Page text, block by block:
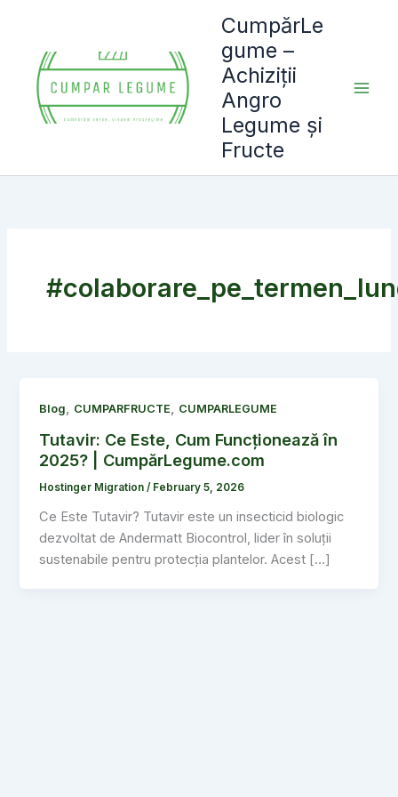
content
CumpărLe
gume –
Achiziții
Angro
Legume și
Fructe
Blog, CUMPARFRUCTE, CUMPARLEGUME
Tutavir: Ce Este, Cum Funcționează în
2025? | CumpărLegume.com
Hostinger Migration/ February 5, 2026
Ce Este Tutavir? Tutavir este un insecticid biologic
dezvoltat de Andermatt Biocontrol, lider în soluții
sustenabile pentru protecția plantelor. Acest […]